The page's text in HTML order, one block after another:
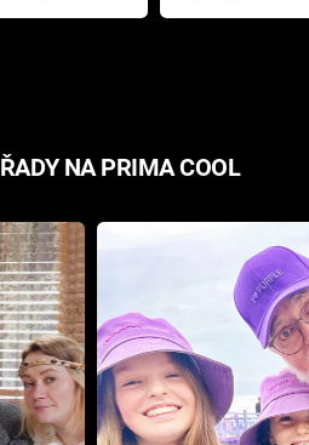
přichází s
NA PRIMA COOL